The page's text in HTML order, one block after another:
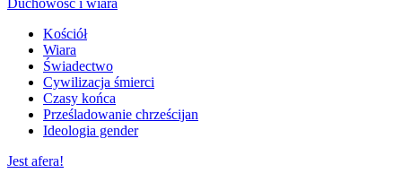
Kościół
Wiara
Świadectwo
Cywilizacja śmierci
Czasy końca
Prześladowanie chrześcijan
Ideologia gender
Jest afera!